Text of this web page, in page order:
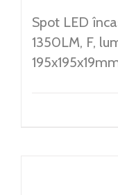
Spot LED
1350LM, F,